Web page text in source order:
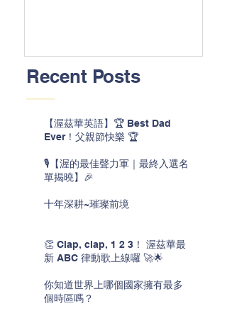
Recent Posts
【渥茲華英語】🏆 Best Dad
Ever！父親節快樂 🏆
🎙️【渥的最佳聲力軍｜最終入選名
單揭曉】🎉
十年深耕~璀璨前境
👏 Clap, clap, 1 2 3！ 渥茲華最
新 ABC 律動歌上線囉 🚀🌟
你知道世界上哪個國家擁有最多
個時區嗎？